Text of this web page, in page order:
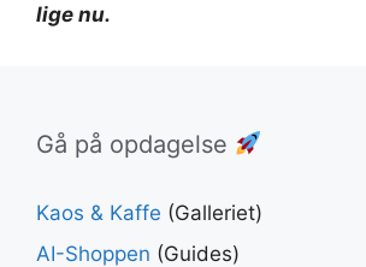
lige nu.
Gå på opdagelse
Kaos & Kaffe (Galleriet)
AI-Shoppen (Guides)